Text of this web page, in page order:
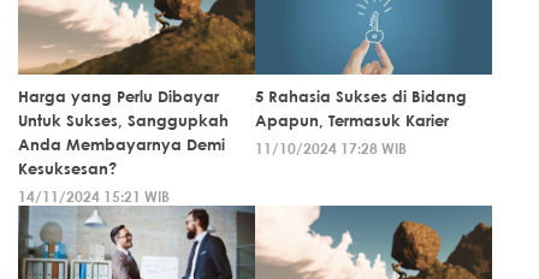
Harga yang Perlu Dibayar
Untuk Sukses, Sanggupkah
Anda Membayarnya Demi
Kesuksesan?
14/11/2024 15:21 WIB
5 Rahasia Sukses di Bidang
Apapun, Termasuk Karier
11/10/2024 17:28 WIB